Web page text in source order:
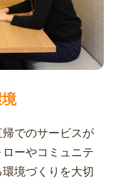
でのサービスが
ーやコミュニテ
境づくりを大切